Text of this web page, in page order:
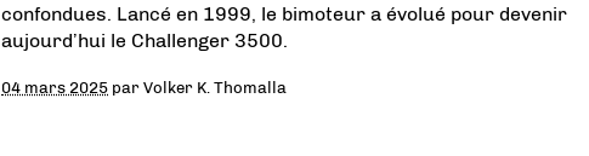
confondues. Lancé en 1999, le bimoteur a évolué pour devenir
aujourd’hui le Challenger 3500.
04 mars 2025 parVolker K. Thomalla